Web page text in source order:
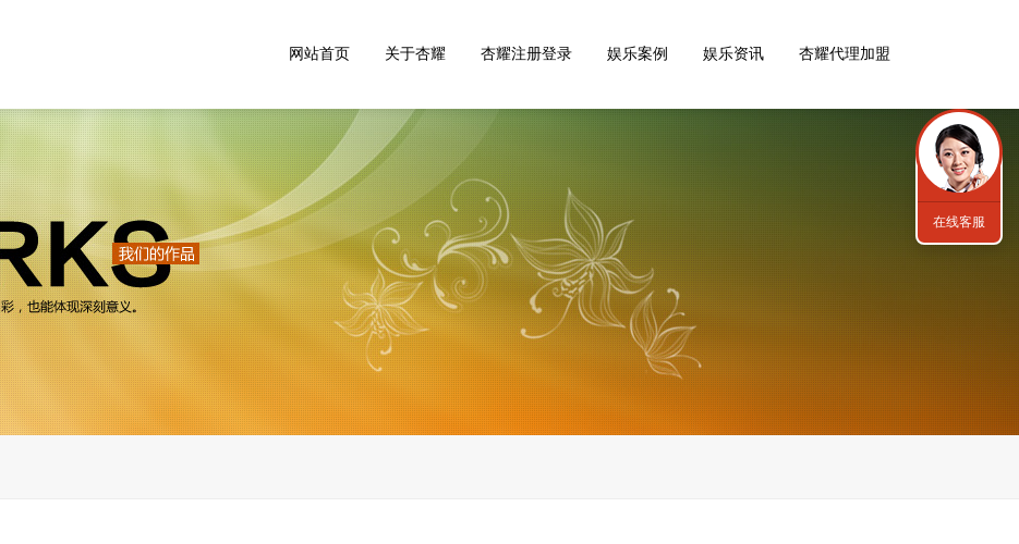
网站首页 关于杏耀 杏耀注册登录 娱乐案例 娱乐资讯 杏耀代理加盟
在线客服